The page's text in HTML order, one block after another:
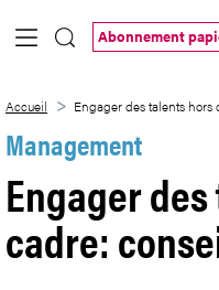
Saut au contenu principal
Abonnement
Accueil Engager des talents hors
Management
Engager
cadre: